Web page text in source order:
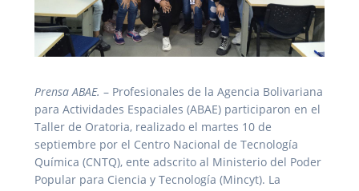
Prensa ABAE. – Profesionales de la Agencia Bolivariana
para Actividades Espaciales (ABAE) participaron en el
Taller de Oratoria, realizado el martes 10 de
septiembre por el Centro Nacional de Tecnología
Química (CNTQ), ente adscrito al Ministerio del Poder
Popular para Ciencia y Tecnología (Mincyt). La